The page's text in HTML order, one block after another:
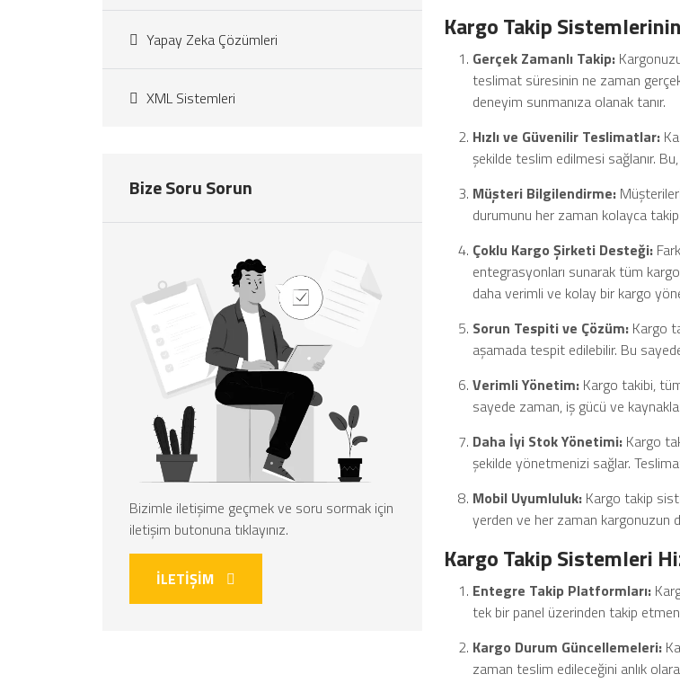
Kargo Takip
Gerçek Zamanlı Takip:
teslimat süresinin ne zaman
deneyim sunmanıza olanak tanır.
Hızlı ve Güvenilir Teslimatlar:
şekilde teslim edilmesi sağlanır.
Müşteri Bilgilendirme:
durumunu her zaman kolayca
Çoklu Kargo Şirketi Desteği:
entegrasyonları sunarak tüm
daha verimli ve kolay bir kargo
Sorun Tespiti ve Çözüm: Kargo
aşamada tespit edilebilir. Bu
Verimli Yönetim: Kargo takibi,
sayede zaman, iş gücü ve
Daha İyi Stok Yönetimi: Kargo
şekilde yönetmenizi sağlar.
Mobil Uyumluluk: Kargo takip
yerden ve her zaman kargonuzun
Kargo Takip Sistemleri
Entegre Takip Platformları:
tek bir panel üzerinden takip
Kargo Durum Güncellemeleri:
zaman teslim edileceğini anlık
Yapay Zeka Çözümleri
XML Sistemleri
Bize Soru Sorun
Bizimle iletişime geçmek ve soru sormak için
iletişim butonuna tıklayınız.
İLETİŞİM